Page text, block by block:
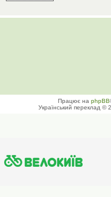
Працює на phpBB
Український переклад ©